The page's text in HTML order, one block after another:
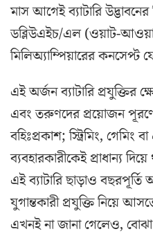
মাস আগেই ব্যাটারি
ডব্লিউএইচ/এল (ওয়াট-
মিলিঅ্যাম্পিয়ারের কনসেপ্ট
এই অর্জন ব্যাটারি প্রযুক্তির
এবং তরুণদের প্রয়োজন পূরণে
বহিঃপ্রকাশ; স্ট্রিমিং, গেমিং
ব্যবহারকারীকেই প্রাধান্য দিয়ে
এই ব্যাটারি ছাড়াও
যুগান্তকারী প্রযুক্তি নিয়ে
এখনই না জানা গেলেও, বোঝা